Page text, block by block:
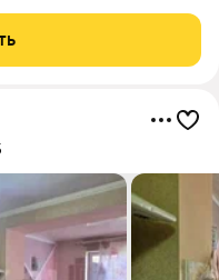
предпочитает тишину и